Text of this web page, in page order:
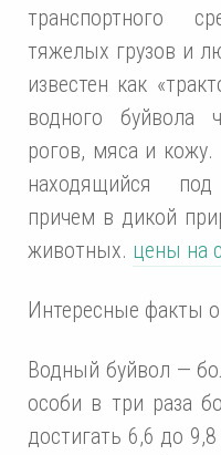
транспортного
тяжелых грузов и
известен как
водного буйвола
рогов, мяса и
находящийся под
причем в дикой
животных. цены на
Интересные факты
Водный буйвол —
особи в три раза
достигать 6,6 до